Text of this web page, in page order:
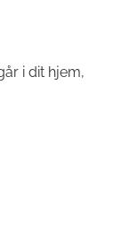
i dit hjem,